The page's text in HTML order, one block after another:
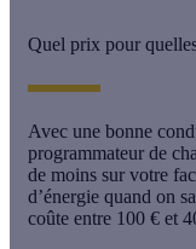
Quel prix pour
Avec une bonne
programmateur de
de moins sur votre
d’énergie quand on
coûte entre 100 € et